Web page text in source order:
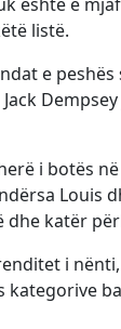
listë.
e
Jack
i botës
Louis
dhe katër
i
kategorive